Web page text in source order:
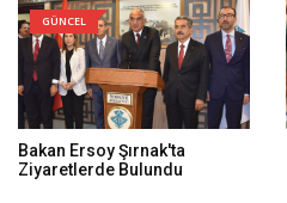
GÜNCEL
Bakan Ersoy Şırnak'ta
Ziyaretlerde Bulundu